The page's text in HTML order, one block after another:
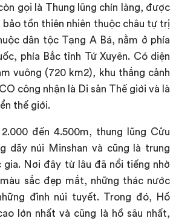
gọi là Thung lũng chín làng, được
tồn thiên nhiên thuộc châu tự trị
dân tộc Tạng A Bá, nằm ở phía
phía Bắc tỉnh Tứ Xuyên. Có diện
vuông (720 km2), khu thắng cảnh
công nhận là Di sản Thế giới và là
thế giới.
đến 4.500m, thung lũng Cửu
dãy núi Minshan và cũng là trung
gia. Nơi đây từ lâu đã nổi tiếng nhờ
sắc đẹp mắt, những thác nước
đỉnh núi tuyết. Trong đó, Hồ
lớn nhất và cũng là hồ sâu nhất,